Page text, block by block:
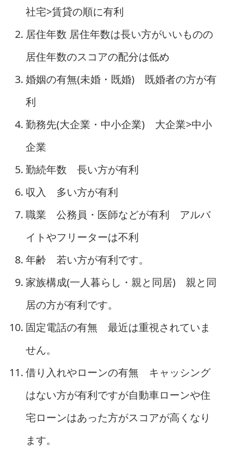
社宅>賃貸の順に有利
居住年数 居住年数は長い方がいいものの
居住年数のスコアの配分は低め
婚姻の有無(未婚・既婚) 既婚者の方が有
利
勤務先(大企業・中小企業) 大企業>中小
企業
勤続年数 長い方が有利
収入 多い方が有利
職業 公務員・医師などが有利 アルバ
イトやフリーターは不利
年齢 若い方が有利です。
家族構成(一人暮らし・親と同居) 親と同
居の方が有利です。
固定電話の有無 最近は重視されていま
せん。
借り入れやローンの有無 キャッシング
はない方が有利ですが自動車ローンや住
宅ローンはあった方がスコアが高くなり
ます。